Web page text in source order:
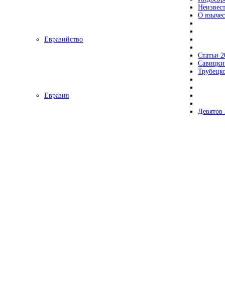
О
Евразийство
Статьи
Евразия